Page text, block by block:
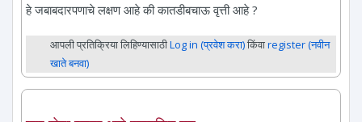
हे जबाबदारपणाचे लक्षण आहे की कातडीबचाऊ वृत्ती आहे ?
आपली प्रतिक्रिया लिहिण्यासाठीLog in (प्रवेश करा)किंवाregister (नवीन
खाते बनवा)